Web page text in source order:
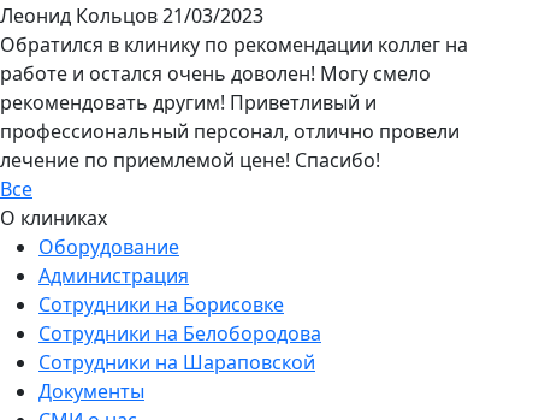
Леонид Кольцов21/03/2023
Обратился в клинику по рекомендации коллег на
работе и остался очень доволен! Могу смело
рекомендовать другим! Приветливый и
профессиональный персонал, отлично провели
лечение по приемлемой цене! Спасибо!
Все
О клиниках
Оборудование
Администрация
Сотрудники на Борисовке
Сотрудники на Белобородова
Сотрудники на Шараповской
Документы